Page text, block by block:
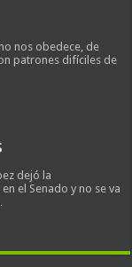
nos obedece, de
patrones difíciles de
dejó la
el Senado y no se va